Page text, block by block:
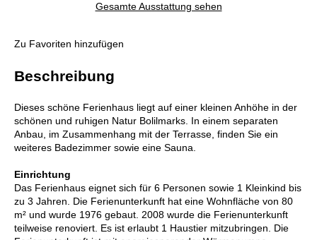
Gesamte Ausstattung sehen
Zu Favoriten hinzufügen
Beschreibung
Dieses schöne Ferienhaus liegt auf einer kleinen Anhöhe in der
schönen und ruhigen Natur Bolilmarks. In einem separaten
Anbau, im Zusammenhang mit der Terrasse, finden Sie ein
weiteres Badezimmer sowie eine Sauna.
Einrichtung
Das Ferienhaus eignet sich für 6 Personen sowie 1 Kleinkind bis
zu 3 Jahren. Die Ferienunterkunft hat eine Wohnfläche von 80
m² und wurde 1976 gebaut. 2008 wurde die Ferienunterkunft
teilweise renoviert. Es ist erlaubt 1 Haustier mitzubringen. Die